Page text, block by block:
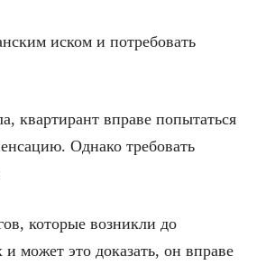
иском и потребовать
квартирант вправе попытаться
Однако требовать
которые возникли до
может это доказать, он вправе